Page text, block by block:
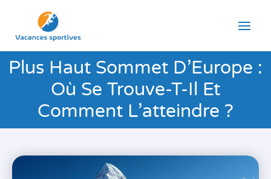
contenu
Plus Haut Sommet D’Europe :
Où Se Trouve-T-Il Et
Comment L’atteindre ?